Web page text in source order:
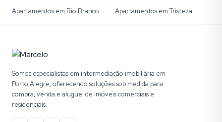
Apartamentos em Rio Branco
Apartamentos em Tristeza
Somos especialistas em intermediação imobiliária em
Porto Alegre, oferecendo soluções sob medida para
compra, venda e aluguel de imóveis comerciais e
residenciais.